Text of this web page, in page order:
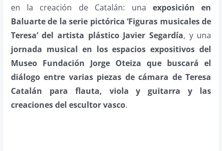
en la creación de Catalán: una exposición en
Baluarte de la serie pictórica ‘Figuras musicales de
Teresa’ del artista plástico Javier Segardía, y una
jornada musical en los espacios expositivos del
Museo Fundación Jorge Oteiza que buscará el
diálogo entre varias piezas de cámara de Teresa
Catalán para flauta, viola y guitarra y las
creaciones del escultor vasco.